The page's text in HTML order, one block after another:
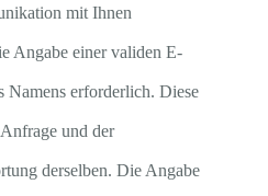
mit Ihnen
Angabe einer validen E-
Namens erforderlich. Diese
und der
derselben. Die Angabe